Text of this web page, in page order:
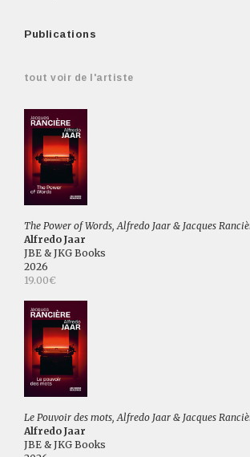
Publications
tout voir de l'artiste
The Power of Words, Alfredo Jaar & Jacques
Alfredo Jaar
JBE & JKG Books
2026
19.00€
Le Pouvoir des mots, Alfredo Jaar & Jacques
Alfredo Jaar
JBE & JKG Books